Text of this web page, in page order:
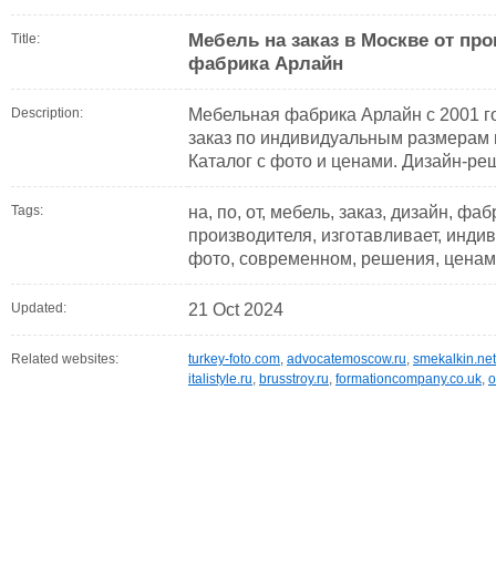
Title:
Мебель на заказ в Москве от
фабрика Арлайн
Description:
Мебельная фабрика Арлайн c 2001
заказ по индивидуальным
Каталог с фото и ценами. Дизайн-
Tags:
на, по, от, мебель, заказ, дизайн,
производителя, изготавливает,
фото, современном, решения,
Updated: 21 Oct 2024
Related websites: turkey-foto.com, advocatemoscow.ru, smekalkin.net
italistyle.ru, brusstroy.ru, formationcompany.co.uk,